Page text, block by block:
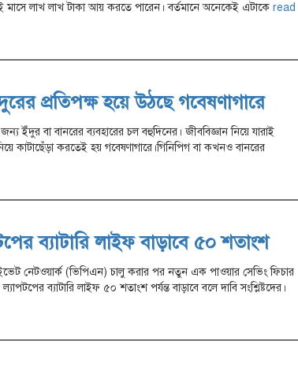
লাখ লাখ টাকা আয় করতে পারেন। বর্তমানে অনেকেই এটাকে read
প্রতিপক্ষ হয়ে উঠছে গবেষণাগারে
ইঁদুর বা বানরের ব্যবহারের চল বহুদিনের। জীববিজ্ঞান নিয়ে যারাই
কাটাছেঁড়া করতেই হয় গবেষণাগারে।গিনিপিগ বা কখনও বানরের
ব্যাটারি লাইফ বাড়াবে ৫০ শতাংশ
নেটওয়ার্ক (ভিপিএন) চালু করার পর নতুন এক পাওয়ার সেভিং ফিচার
ব্যাটারি লাইফ ৫০ শতাংশ পর্যন্ত বাড়াবে বলে দাবি সংশ্লিষ্টদের।